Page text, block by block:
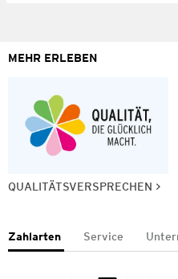
MEHR ERLEBEN
QUALITÄTSVERSPRECHEN
Zahlarten Service